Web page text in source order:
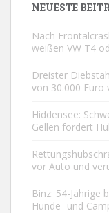
NEUESTE
Nach
weißen VW T4
Dreister
von 30.000 Euro
Hiddensee:
Gellen fordert
vor Auto und
Binz: 54-Jährige
Hunde- und